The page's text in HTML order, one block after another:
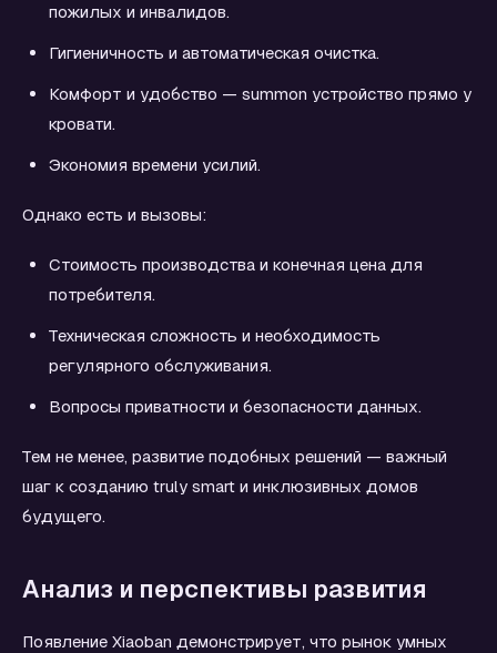
пожилых и инвалидов.
Гигиеничность и автоматическая очистка.
Комфорт и удобство — summon устройство прямо у
кровати.
Экономия времени усилий.
Однако есть и вызовы:
Стоимость производства и конечная цена для
потребителя.
Техническая сложность и необходимость
регулярного обслуживания.
Вопросы приватности и безопасности данных.
Тем не менее, развитие подобных решений — важный
шаг к созданию truly smart и инклюзивных домов
будущего.
Анализ и перспективы развития
Появление Xiaoban демонстрирует, что рынок умных